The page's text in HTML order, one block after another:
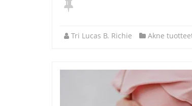
Tri Lucas B. Richie Akne